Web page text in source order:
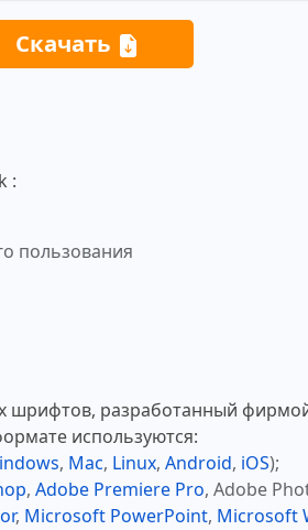
Скачать
:
пользования
шрифтов, разработанный
используются:
, Mac, Linux, Android, iOS);
, Adobe Premiere Pro, Adobe
, Microsoft PowerPoint, Microsoft